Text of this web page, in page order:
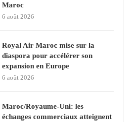
Maroc
6 août 2026
Royal Air Maroc mise sur la
diaspora pour accélérer son
expansion en Europe
6 août 2026
Maroc/Royaume-Uni: les
échanges commerciaux atteignent